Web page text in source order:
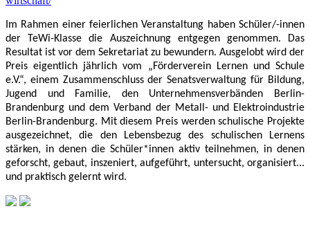
Im Rahmen einer feierlichen Veranstaltung haben Schüler/-innen
der TeWi-Klasse die Auszeichnung entgegen genommen. Das
Resultat ist vor dem Sekretariat zu bewundern. Ausgelobt wird der
Preis eigentlich jährlich vom „Förderverein Lernen und Schule
e.V.“, einem Zusammenschluss der Senatsverwaltung für Bildung,
Jugend und Familie, den Unternehmensverbänden Berlin-
Brandenburg und dem Verband der Metall- und Elektroindustrie
Berlin-Brandenburg. Mit diesem Preis werden schulische Projekte
ausgezeichnet, die den Lebensbezug des schulischen Lernens
stärken, in denen die Schüler*innen aktiv teilnehmen, in denen
geforscht, gebaut, inszeniert, aufgeführt, untersucht, organisiert...
und praktisch gelernt wird.